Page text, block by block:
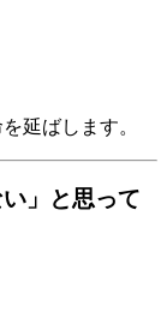
延ばします。
」と思って